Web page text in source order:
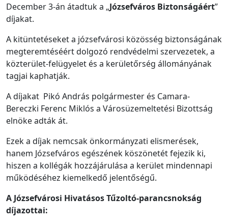
December 3-án átadtuk a „Józsefváros Biztonságáért”
díjakat.
A kitüntetéseket a józsefvárosi közösség biztonságának
megteremtéséért dolgozó rendvédelmi szervezetek, a
közterület-felügyelet és a kerületőrség állományának
tagjai kaphatják.
A díjakat Pikó András polgármester és Camara-
Bereczki Ferenc Miklós a Városüzemeltetési Bizottság
elnöke adták át.
Ezek a díjak nemcsak önkormányzati elismerések,
hanem Józsefváros egészének köszönetét fejezik ki,
hiszen a kollégák hozzájárulása a kerület mindennapi
működéséhez kiemelkedő jelentőségű.
A Józsefvárosi Hivatásos Tűzoltó-parancsnokság
díjazottai: